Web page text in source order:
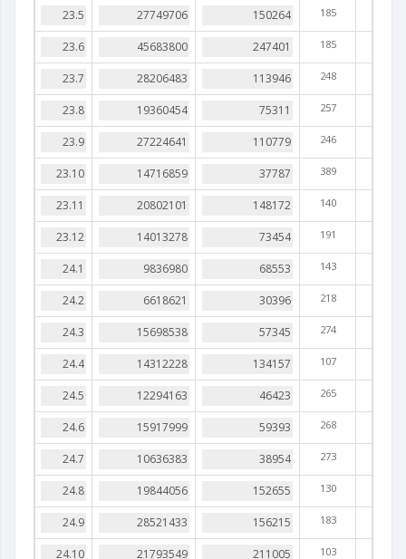
185
185
248
257
246
389
140
191
143
218
274
107
265
268
273
130
183
103